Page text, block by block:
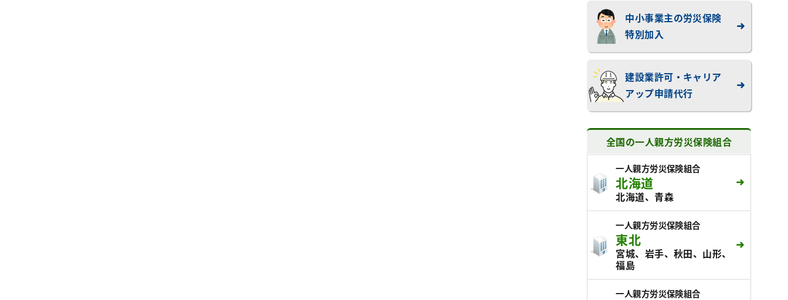
中小事業主の労災保険
特別加入
建設業許可・キャリア
アップ申請代行
全国の一人親方労災保険組合
一人親方労災保険組合
北海道
北海道、青森
一人親方労災保険組合
東北
宮城、岩手、秋田、山形、
福島
一人親方労災保険組合